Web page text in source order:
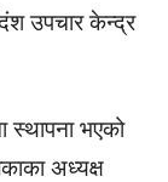
उपचार केन्द्र
स्थापना भएको
अध्यक्ष